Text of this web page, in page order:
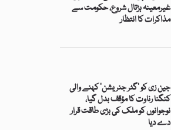
غیرمعینہ ہڑتال شروع، حکومت سے
مذاکرات کا انتظار
جین زی کو ’گٹر جنریشن‘ کہنے والی
کنگنا رناوت کا مؤقف بدل گیا،
نوجوانوں کو ملک کی بڑی طاقت قرار
دے دیا